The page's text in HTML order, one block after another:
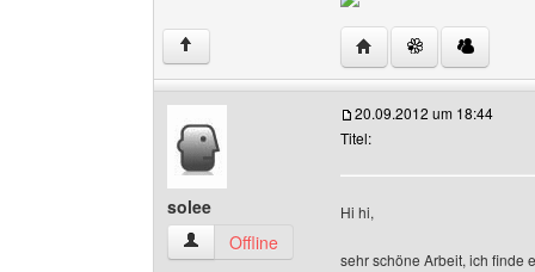
↑ Website dieses
solee
solee Benutzer-Profile anzeigen
Offline
20.09.2012 um 18:44
Titel:
Hi hi,
sehr schöne Arbeit, ich finde